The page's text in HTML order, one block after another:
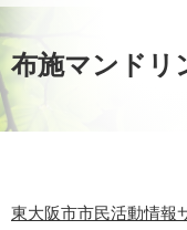
布施マンドリ
東大阪市市民活動情報